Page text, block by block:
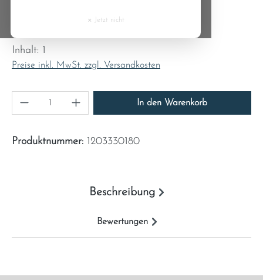
Inhalt: 1
Preise inkl. MwSt. zzgl. Versandkosten
Produkt Anzahl: Gib den gewünschten Wert
In den Warenkorb
Produktnummer: 1203330180
Beschreibung
Bewertungen
Czech Republic
Denmark
Estonia
× Jetzt nicht